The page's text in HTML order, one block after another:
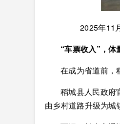
2025年11
“车票收入”，体
在成为省道前，
稻城县人民政府
由乡村道路升级为城